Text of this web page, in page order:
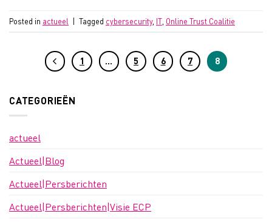
Posted in actueel Tagged cybersecurity, IT Online Trust Coalitie
1 … 5 6 7 8
CATEGORIEËN
actueel
Actueel|Blog
Actueel|Persberichten
Actueel|Persberichten|Visie ECP